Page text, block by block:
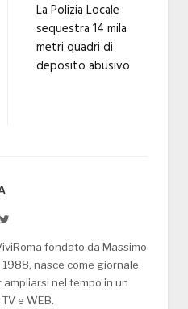
La Polizia Locale
sequestra 14 mila
metri quadri di
deposito abusivo
Twitter
fondato da Massimo
nasce come giornale
ampliarsi nel tempo in un
e WEB.